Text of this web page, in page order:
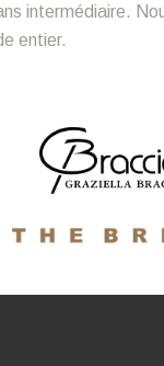
intermédiaire.
entier.